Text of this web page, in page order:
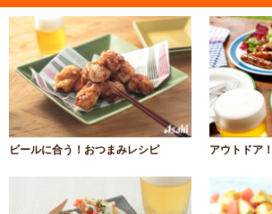
ビールに合う！おつまみレシピ アウトドア